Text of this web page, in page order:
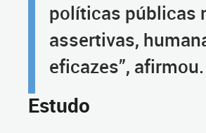
políticas públicas
assertivas,
eficazes”, afirmou.
Estudo